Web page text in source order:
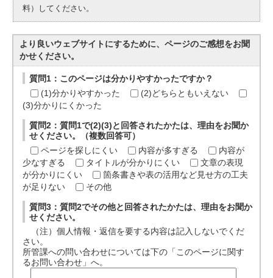
料）してください。
より良いウェブサイトにするために、ページのご感想をお聞
かせください。
質問1：このページは分かりやすかったですか？
(1)分かりやすかった
(2)どちらともいえない
(3)分かりにくかった
質問2：質問1で(2)(3)と回答されたかたは、理由をお聞か
せください。（複数回答可）
ページを探しにくい
内容が多すぎる
内容が
少なすぎる
タイトルが分かりにくい
文章の表現
が分かりにくい
箇条書きや表の活用など見せ方の工夫
が足りない
その他
質問3：質問2でその他と回答されたかたは、理由をお聞か
せください。
（注）個人情報・返信を要する内容は記入しないでくだ
さい。
所管課への問い合わせについては下の「このページに関す
るお問い合わせ」へ。